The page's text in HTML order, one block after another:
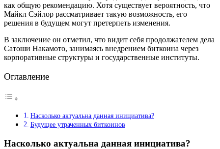
как общую рекомендацию. Хотя существует вероятность, что
Майкл Сэйлор рассматривает такую возможность, его
решения в будущем могут претерпеть изменения.
В заключение он отметил, что видит себя продолжателем дела
Сатоши Накамото, занимаясь внедрением биткоина через
корпоративные структуры и государственные институты.
Оглавление
Насколько актуальна данная инициатива?
Будущее утраченных биткоинов
Насколько актуальна данная инициатива?